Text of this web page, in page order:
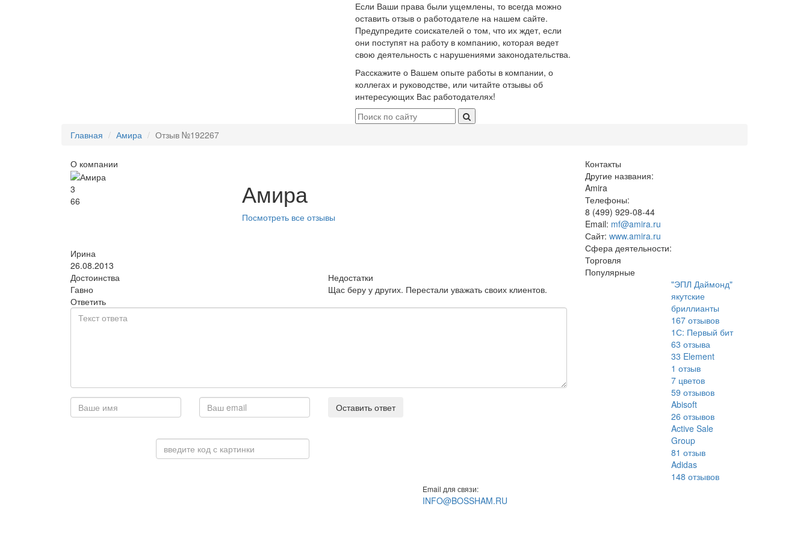
Если Ваши права были ущемлены, то всегда можно
оставить отзыв о работодателе на нашем сайте.
Предупредите соискателей о том, что их ждет, если
они поступят на работу в компанию, которая ведет
свою деятельность с нарушениями законодательства.
Расскажите о Вашем опыте работы в компании, о
коллегах и руководстве, или читайте отзывы об
интересующих Вас работодателях!
Главная Амира Отзыв №192267
О компании
3
66
Амира
Посмотреть все отзывы
Ирина
26.08.2013
Достоинства
Гавно
Недостатки
Щас беру у других. Перестали уважать своих клиентов.
Ответить
Оставить ответ
Контакты
Другие названия:
Amira
Телефоны:
8 (499) 929-08-44
Email: mf@amira.ru
Сайт: www.amira.ru
Сфера деятельности:
Торговля
Популярные
"ЭПЛ Даймонд"
якутские
бриллианты
167отзывов
1С: Первый бит
63 отзыва
33 Element
1 отзыв
7 цветов
59 отзывов
Abisoft
26 отзывов
Active Sale
Group
81 отзыв
Adidas
148 отзывов
Email для связи:
INFO@BOSSHAM.RU